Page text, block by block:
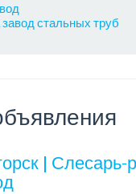
стальных труб
| Слесарь-